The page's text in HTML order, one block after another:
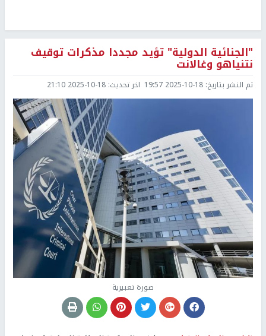
"الجنائية الدولية" تؤيد مجددا مذكرات توقيف
نتنياهو وغالانت
تم النشر بتاريخ: 2025-10-18 19:57 اخر تحديث: 2025-10-18 21:10
صورة تعبيرية